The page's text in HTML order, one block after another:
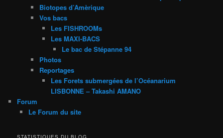
Biotopes d’Amèrique
Vos bacs
Les FISHROOMs
Les MAXI-BACS
Le bac de Stépanne 94
Photos
Reportages
Les Forets submergées de l’Océanarium
LISBONNE – Takashi AMANO
Forum
Le Forum du site